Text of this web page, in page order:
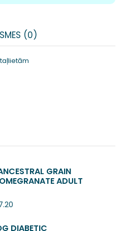
(0)
GRAIN
ADULT
DIABETIC